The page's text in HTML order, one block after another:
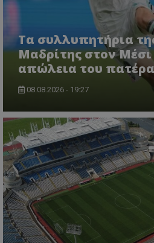
Τα συλλυπητήρια
Μαδρίτης στον Μέσι
απώλεια του
08.08.2026 - 19:27